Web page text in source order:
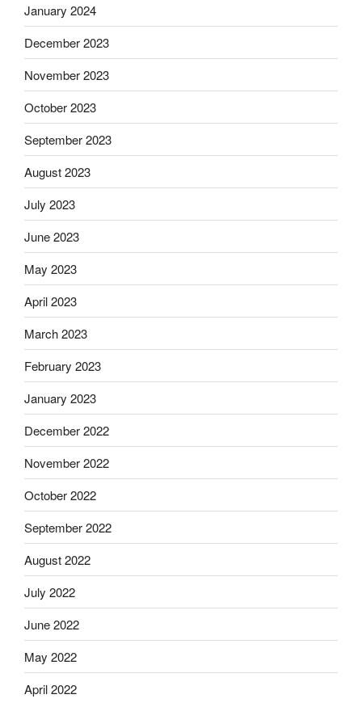
January 2024
December 2023
November 2023
October 2023
September 2023
August 2023
July 2023
June 2023
May 2023
April 2023
March 2023
February 2023
January 2023
December 2022
November 2022
October 2022
September 2022
August 2022
July 2022
June 2022
May 2022
April 2022